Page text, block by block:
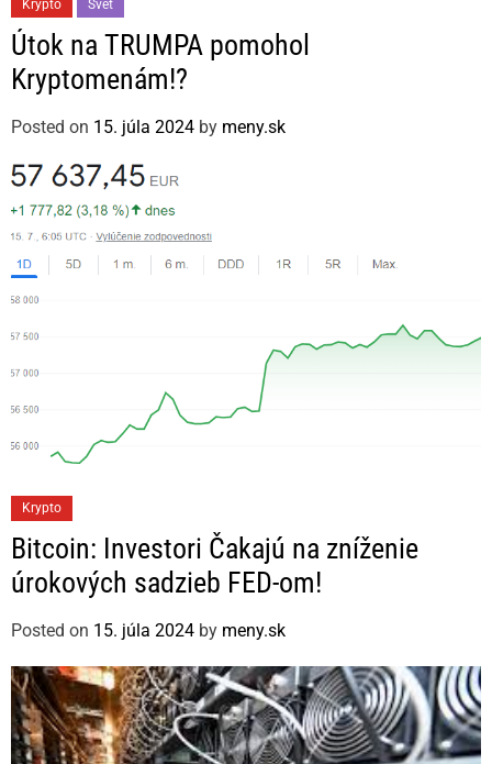
a
t
e
o
r
e
Krypto Svet
Útok na TRUMPA pomohol
Kryptomenám!?
Posted on 15. júla 2024 by meny.sk
a
t
e
o
r
i
e
s
Krypto
Bitcoin: Investori Čakajú na zníženie
úrokových sadzieb FED-om!
Posted on 15. júla 2024 by meny.sk